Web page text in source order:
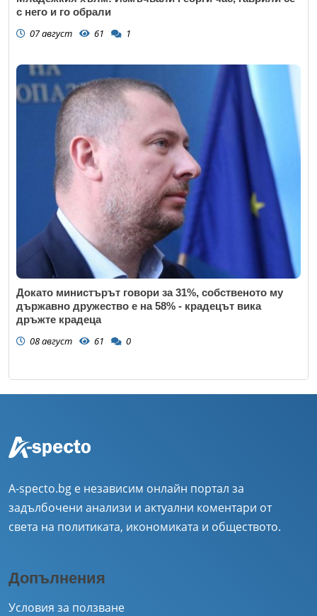
с него и го обрали
07 август 61 1
Докато министърът говори за 31%, собственото му
държавно дружество е на 58% - крадецът вика
дръжте крадеца
08 август 61 0
A-specto.bg е независим онлайн портал за
задълбочени анализи и актуални коментари от
света на политиката, икономиката и обществото.
Допълнения
Условия за ползване